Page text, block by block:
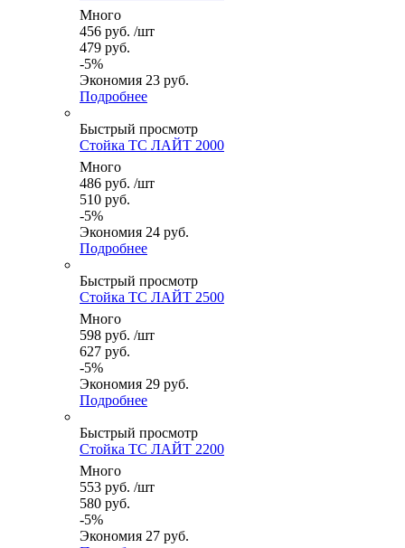
Много
456 руб. /шт
479 руб.
-5%
Экономия 23 руб.
Подробнее
Быстрый просмотр
Стойка ТС ЛАЙТ 2000
Много
486 руб. /шт
510 руб.
-5%
Экономия 24 руб.
Подробнее
Быстрый просмотр
Стойка ТС ЛАЙТ 2500
Много
598 руб. /шт
627 руб.
-5%
Экономия 29 руб.
Подробнее
Быстрый просмотр
Стойка ТС ЛАЙТ 2200
Много
553 руб. /шт
580 руб.
-5%
Экономия 27 руб.